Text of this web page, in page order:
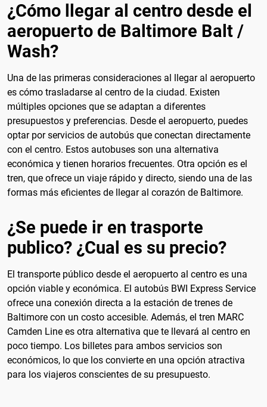
¿Cómo llegar al centro desde el
aeropuerto de Baltimore Balt /
Wash?
Una de las primeras consideraciones al llegar al aeropuerto
es cómo trasladarse al centro de la ciudad. Existen
múltiples opciones que se adaptan a diferentes
presupuestos y preferencias. Desde el aeropuerto, puedes
optar por servicios de autobús que conectan directamente
con el centro. Estos autobuses son una alternativa
económica y tienen horarios frecuentes. Otra opción es el
tren, que ofrece un viaje rápido y directo, siendo una de las
formas más eficientes de llegar al corazón de Baltimore.
¿Se puede ir en trasporte
publico? ¿Cual es su precio?
El transporte público desde el aeropuerto al centro es una
opción viable y económica. El autobús BWI Express Service
ofrece una conexión directa a la estación de trenes de
Baltimore con un costo accesible. Además, el tren MARC
Camden Line es otra alternativa que te llevará al centro en
poco tiempo. Los billetes para ambos servicios son
económicos, lo que los convierte en una opción atractiva
para los viajeros conscientes de su presupuesto.